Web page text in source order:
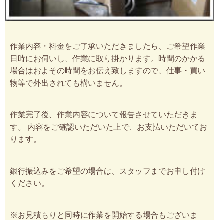
作業内容・料金をご了承いただきましたら、ご希望作業
日時にお伺いし、作業に取り掛かります。時間のかかる
場合はおよその時間をお伝え致しますので、仕事・買い
物等で外出されても構いません。
作業完了後、作業内容について報告させていただきま
す。 内容をご確認いただいた上で、お支払いただいてお
ります。
銀行振込みをご希望の場合は、スタッフまでお申し付け
ください。
※お見積もりと同時に作業を開始する場合もございま